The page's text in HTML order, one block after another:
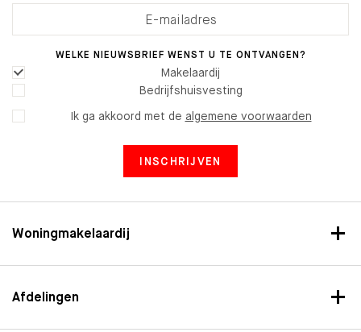
Woningmakelaardij
Afdelingen
WELKE NIEUWSBRIEF WENST U TE ONTVANGEN?
Makelaardij
Bedrijfshuisvesting
Ik ga akkoord met de algemene voorwaarden
INSCHRIJVEN